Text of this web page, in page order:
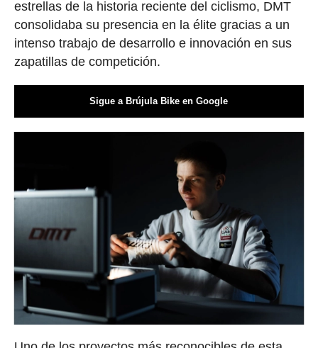
estrellas de la historia reciente del ciclismo, DMT
consolidaba su presencia en la élite gracias a un
intenso trabajo de desarrollo e innovación en sus
zapatillas de competición.
Sigue a Brújula Bike en Google